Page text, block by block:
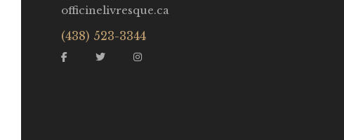
officinelivresque.ca
(438) 523-3344